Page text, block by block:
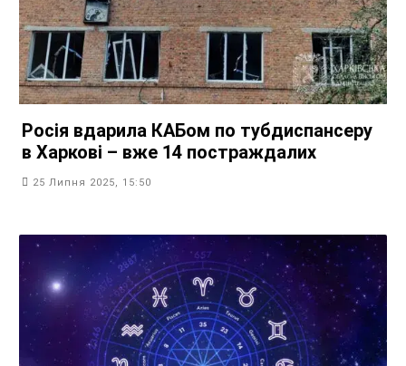
Росія вдарила КАБом по тубдиспансеру
в Харкові – вже 14 постраждалих
25 Липня 2025, 15:50